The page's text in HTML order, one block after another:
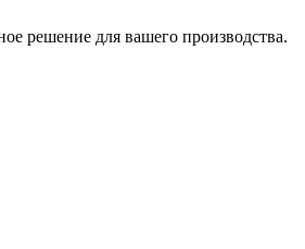
решение для вашего производства.